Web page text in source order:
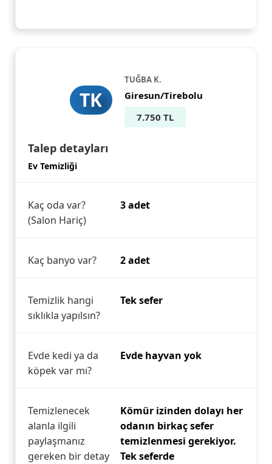
TK
TUĞBA K.
Giresun/Tirebolu
7.750 TL
Talep detayları
Ev Temizliği
Kaç oda var?
(Salon Hariç)
3 adet
Kaç banyo var? 2 adet
Temizlik hangi
sıklıkla yapılsın?
Tek sefer
Evde kedi ya da
köpek var mı?
Evde hayvan yok
Temizlenecek
alanla ilgili
paylaşmanız
gereken bir detay
Kömür izinden dolayı her
odanın birkaç sefer
temizlenmesi gerekiyor.
Tek seferde